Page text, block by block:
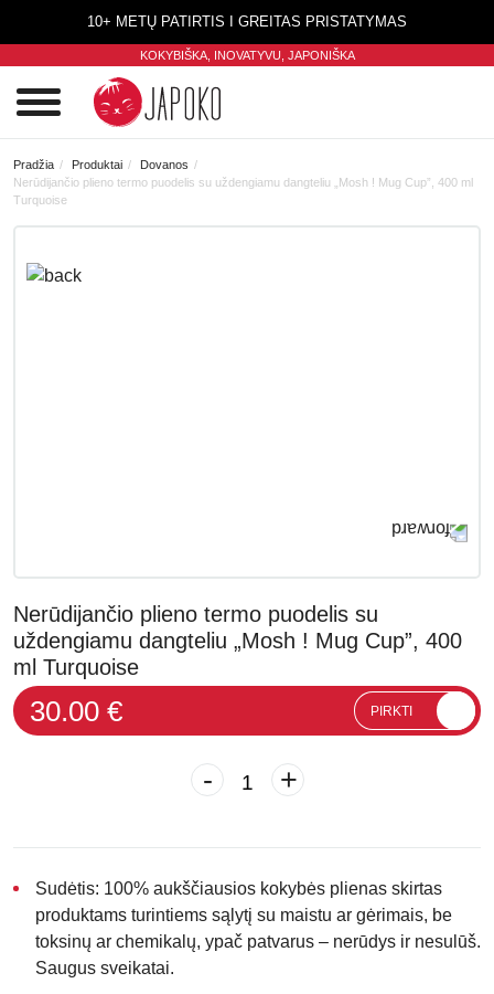
10+ METŲ PATIRTIS I GREITAS PRISTATYMAS
KOKYBIŠKA, INOVATYVU, JAPONIŠKA
Pradžia Produktai
Dovanos
Nerūdijančio plieno termo puodelis su uždengiamu dangteliu „Mosh ! Mug Cup”, 400 ml
Turquoise
Nerūdijančio plieno termo puodelis su
uždengiamu dangteliu „Mosh ! Mug Cup”, 400
ml Turquoise
30.00 € PIRKTI
- +
Sudėtis: 100% aukščiausios kokybės plienas skirtas
produktams turintiems sąlytį su maistu ar gėrimais, be
toksinų ar chemikalų, ypač patvarus – nerūdys ir nesulūš.
Saugus sveikatai.